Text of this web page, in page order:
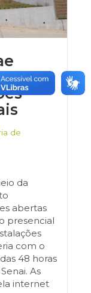
de
da
abertas
presencial
com o
48 horas
As
internet